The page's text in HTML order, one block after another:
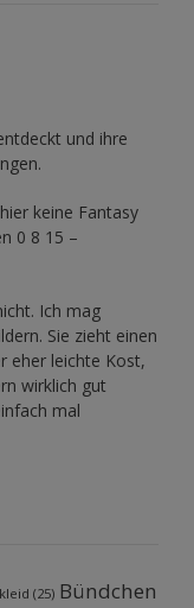
und ihre
keine Fantasy
0 8 15 –
Ich mag
Sie zieht einen
eher leichte Kost,
wirklich gut
mal
(25) Bündchen